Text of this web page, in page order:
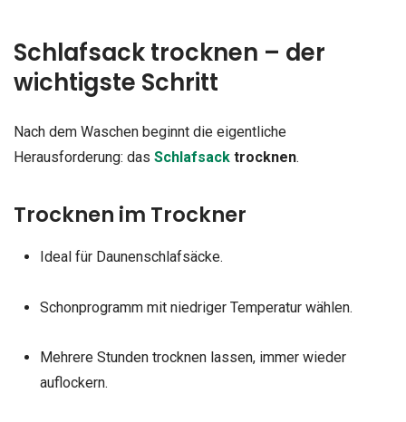
Schlafsack trocknen – der
wichtigste Schritt
Nach dem Waschen beginnt die eigentliche
Herausforderung: das Schlafsack trocknen.
Trocknen im Trockner
Ideal für Daunenschlafsäcke.
Schonprogramm mit niedriger Temperatur wählen.
Mehrere Stunden trocknen lassen, immer wieder
auflockern.